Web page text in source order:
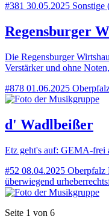
#381 30.05.2025 Sonstige
Regensburger
Die Regensburger
Verstärker und ohne
#878 01.06.2025
d' Wadlbeißer
Etz geht's auf: GEMA-frei
#52 08.04.2025 Oberpfalz
überwiegend
Seite 1 von 6